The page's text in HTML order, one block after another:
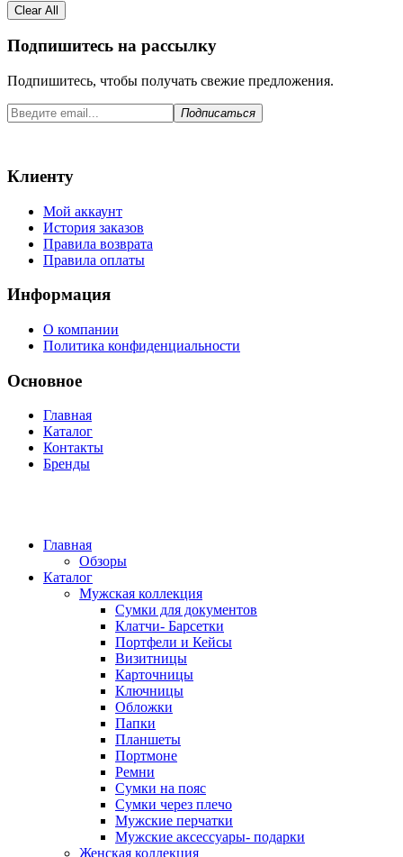
Clear All
Подпишитесь на рассылку
Подпишитесь, чтобы получать свежие предложения.
Подписаться
Клиенту
Мой аккаунт
История заказов
Правила возврата
Правила оплаты
Информация
О компании
Политика конфиденциальности
Основное
Главная
Каталог
Контакты
Бренды
Главная
Обзоры
Каталог
Мужская коллекция
Сумки для документов
Клатчи- Барсетки
Портфели и Кейсы
Визитницы
Карточницы
Ключницы
Обложки
Папки
Планшеты
Портмоне
Ремни
Сумки на пояс
Сумки через плечо
Мужские перчатки
Мужские аксессуары- подарки
Женская коллекция